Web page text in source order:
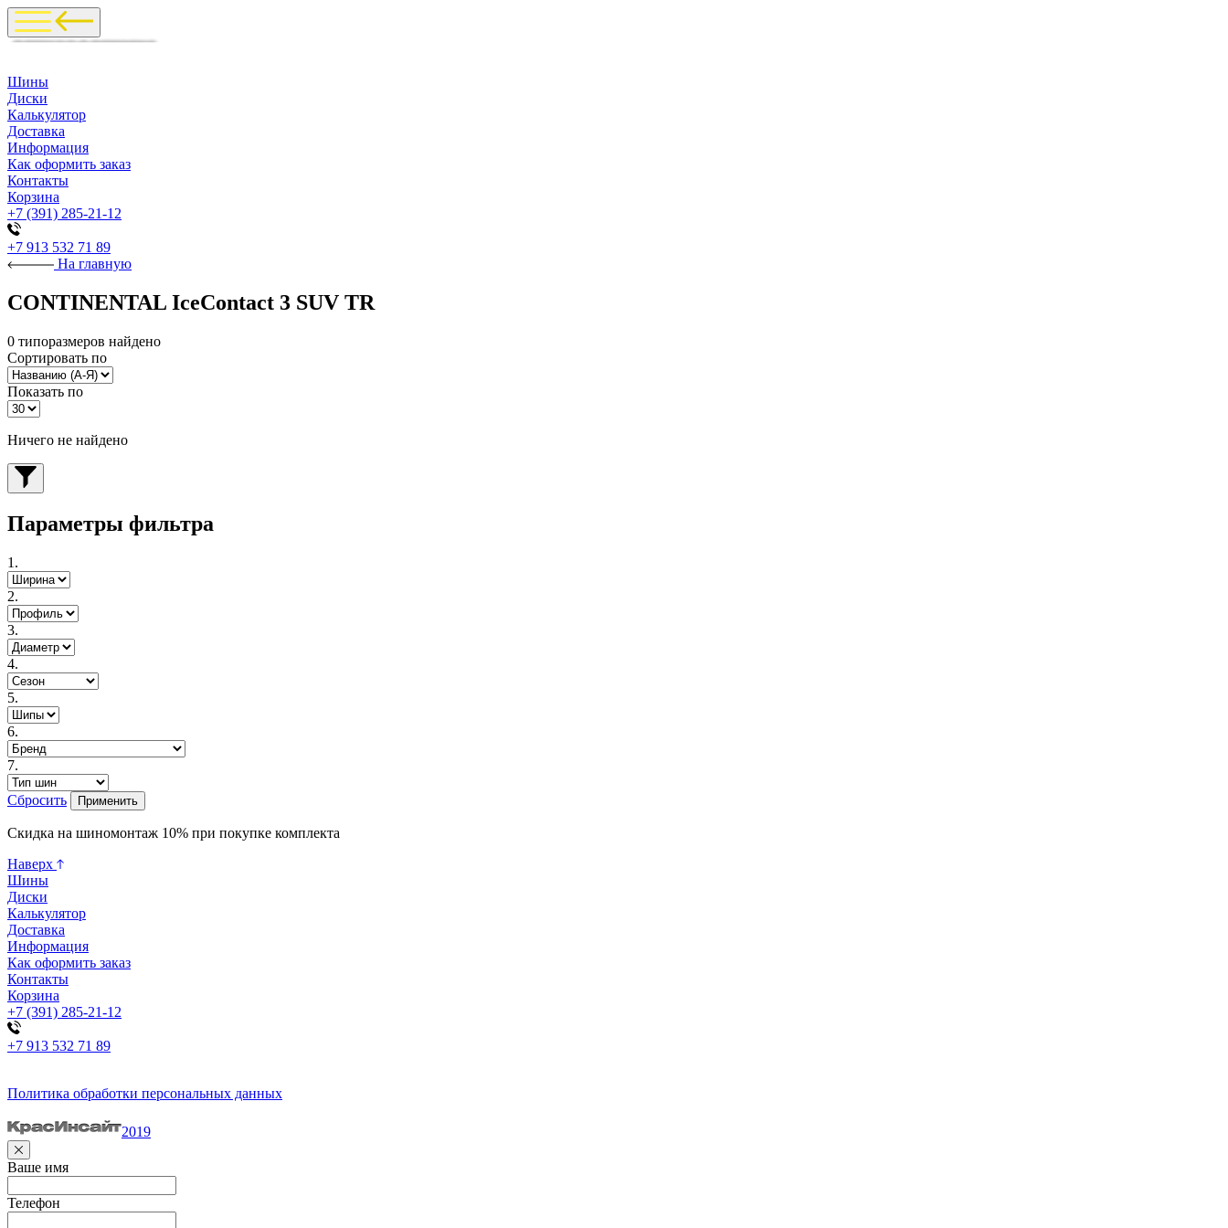
Шины
Диски
Калькулятор
Доставка
Информация
Как оформить заказ
Контакты
Корзина
+7 (391) 285-21-12
+7 913 532 71 89
На главную
CONTINENTAL IceContact 3 SUV TR
0 типоразмеров найдено
Сортировать по
Показать по
Ничего не найдено
Параметры фильтра
1.
2.
3.
4.
5.
6.
7.
Сбросить Применить
Скидка на шиномонтаж 10% при покупке комплекта
Наверх
Шины
Диски
Калькулятор
Доставка
Информация
Как оформить заказ
Контакты
Корзина
+7 (391) 285-21-12
+7 913 532 71 89
Политика обработки персональных данных
2019
Ваше имя
Телефон